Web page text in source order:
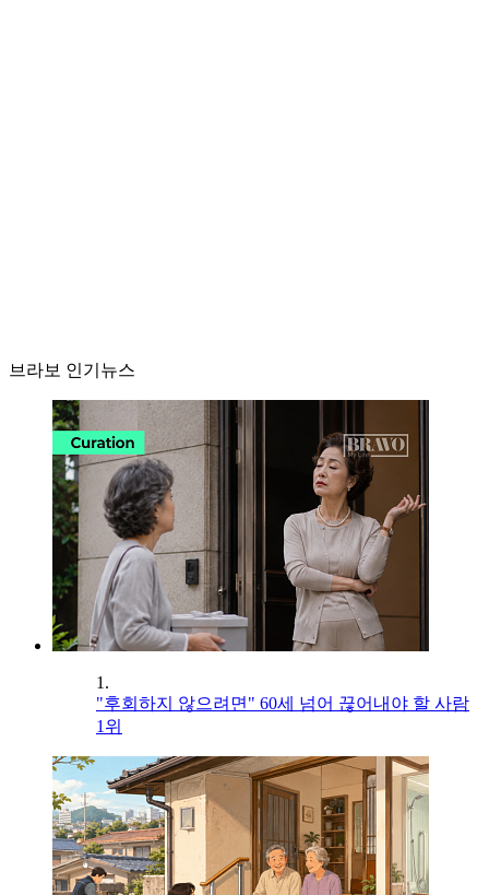
브라보 인기뉴스
1.
"후회하지 않으려면" 60세 넘어 끊어내야 할 사람
1위